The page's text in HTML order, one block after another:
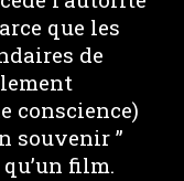
que les
de
conscience)
souvenir ”
film.